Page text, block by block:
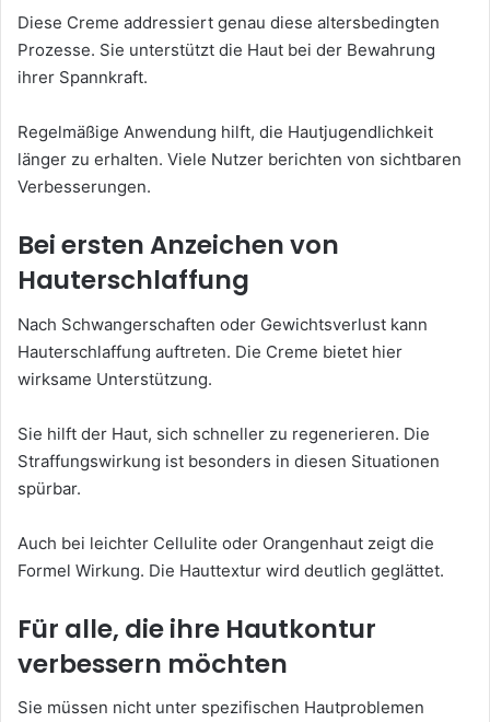
Diese Creme addressiert genau diese altersbedingten
Prozesse. Sie unterstützt die Haut bei der Bewahrung
ihrer Spannkraft.
Regelmäßige Anwendung hilft, die Hautjugendlichkeit
länger zu erhalten. Viele Nutzer berichten von sichtbaren
Verbesserungen.
Bei ersten Anzeichen von
Hauterschlaffung
Nach Schwangerschaften oder Gewichtsverlust kann
Hauterschlaffung auftreten. Die Creme bietet hier
wirksame Unterstützung.
Sie hilft der Haut, sich schneller zu regenerieren. Die
Straffungswirkung ist besonders in diesen Situationen
spürbar.
Auch bei leichter Cellulite oder Orangenhaut zeigt die
Formel Wirkung. Die Hauttextur wird deutlich geglättet.
Für alle, die ihre Hautkontur
verbessern möchten
Sie müssen nicht unter spezifischen Hautproblemen